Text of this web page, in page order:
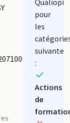
Qualiopi
pour
les
suivante
:
Actions
de